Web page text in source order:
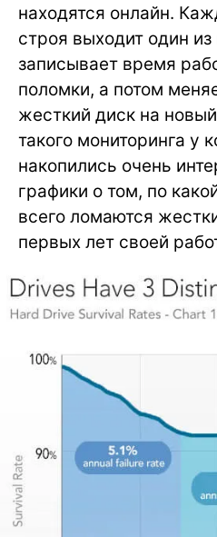
находятся онлайн.
строя выходит один
записывает время
поломки, а потом
жесткий диск на
такого мониторинга у
накопились очень
графики о том, по
всего ломаются
первых лет своей